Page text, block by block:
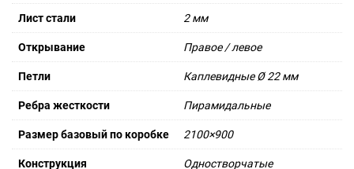
Лист стали 2 мм
Открывание Правое / левое
Петли Каплевидные Ø 22 мм
Ребра жесткости Пирамидальные
Размер базовый по коробке 2100×900
Конструкция Одностворчатые